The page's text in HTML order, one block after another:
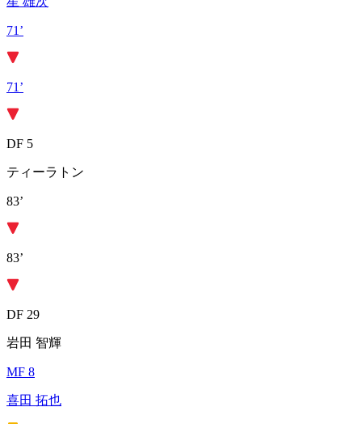
71’
71’
DF 5
ティーラトン
83’
83’
DF 29
岩田 智輝
MF 8
喜田 拓也